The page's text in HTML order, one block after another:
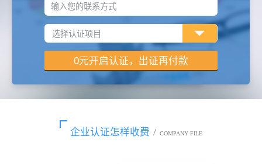
输入您的联系方式
企业认证怎样收费 / COMPANY FILE